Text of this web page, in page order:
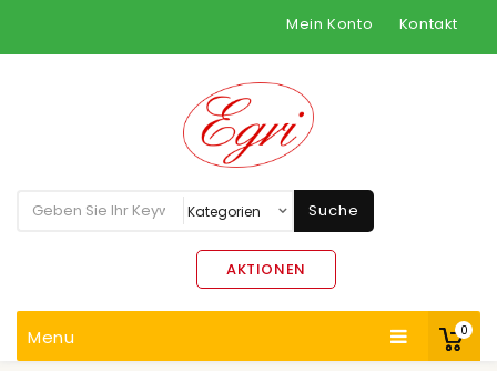
Mein Konto Kontakt
0
Suche
AKTIONEN
Menu